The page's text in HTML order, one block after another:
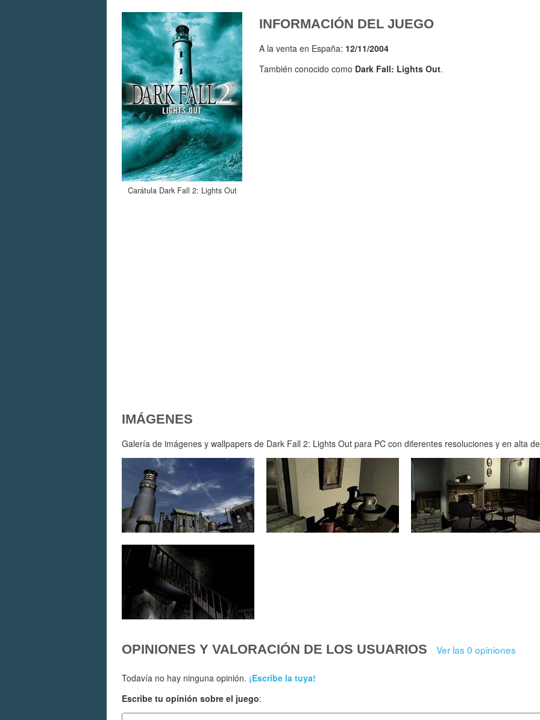
Carátula Dark Fall 2: Lights Out
INFORMACIÓN DEL JUEGO
A la venta en España: 12/11/2004
También conocido como Dark Fall: Lights Out.
IMÁGENES
Galería de imágenes y wallpapers de Dark Fall 2: Lights Out para PC con diferentes resoluciones y en alta
OPINIONES Y VALORACIÓN DE LOS USUARIOS Ver las 0 opiniones
Todavía no hay ninguna opinión. ¡Escribe la tuya!
Escribe tu opinión sobre el juego: